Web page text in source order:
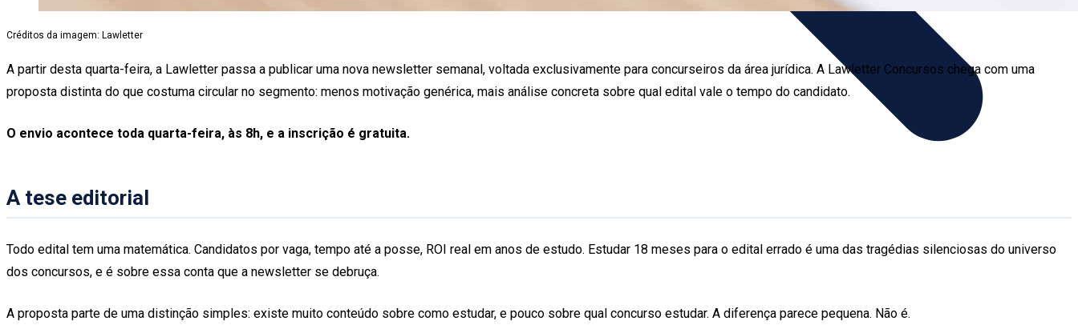
Créditos da imagem: Lawletter
A partir desta quarta-feira, a Lawletter passa a publicar uma nova newsletter semanal, voltada exclusivamente para concurseiros da área jurídica. A Lawletter Concursos chega com uma
proposta distinta do que costuma circular no segmento: menos motivação genérica, mais análise concreta sobre qual edital vale o tempo do candidato.
O envio acontece toda quarta-feira, às 8h, e a inscrição é gratuita.
A tese editorial
Todo edital tem uma matemática. Candidatos por vaga, tempo até a posse, ROI real em anos de estudo. Estudar 18 meses para o edital errado é uma das tragédias silenciosas do universo
dos concursos, e é sobre essa conta que a newsletter se debruça.
A proposta parte de uma distinção simples: existe muito conteúdo sobre como estudar, e pouco sobre qual concurso estudar. A diferença parece pequena. Não é.